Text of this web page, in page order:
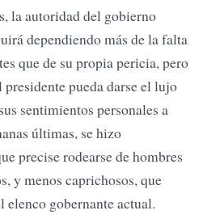
la autoridad del gobierno
dependiendo más de la falta
que de su propia pericia, pero
pueda darse el lujo
sentimientos personales a
últimas, se hizo
precise rodearse de hombres
y menos caprichosos, que
elenco gobernante actual.